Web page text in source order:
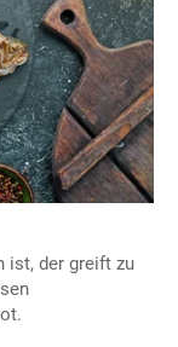
ist, der greift zu